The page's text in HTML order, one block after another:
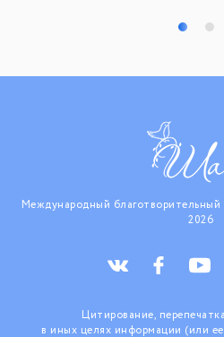
Международный
2026
Цитирование,
в иных целях информации (или